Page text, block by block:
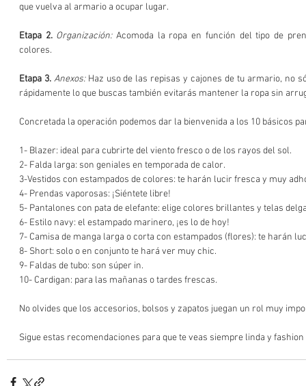
que vuelva al armario a ocupar lugar.
Etapa 2. Organización: Acomoda la ropa en función del tipo de
colores.
Etapa 3. Anexos: Haz uso de las repisas y cajones de tu armario, no
rápidamente lo que buscas también evitarás mantener la ropa sin
Concretada la operación podemos dar la bienvenida a los 10 básicos
1- Blazer: ideal para cubrirte del viento fresco o de los rayos del sol.
2- Falda larga: son geniales en temporada de calor.
3-Vestidos con estampados de colores: te harán lucir fresca y muy
4- Prendas vaporosas: ¡Siéntete libre!
5- Pantalones con pata de elefante: elige colores brillantes y telas
6- Estilo navy: el estampado marinero, ¡es lo de hoy!
7- Camisa de manga larga o corta con estampados (flores): te harán
8- Short: solo o en conjunto te hará ver muy chic.
9- Faldas de tubo: son súper in.
10- Cardigan: para las mañanas o tardes frescas.
No olvides que los accesorios, bolsos y zapatos juegan un rol muy
Sigue estas recomendaciones para que te veas siempre linda y fashion